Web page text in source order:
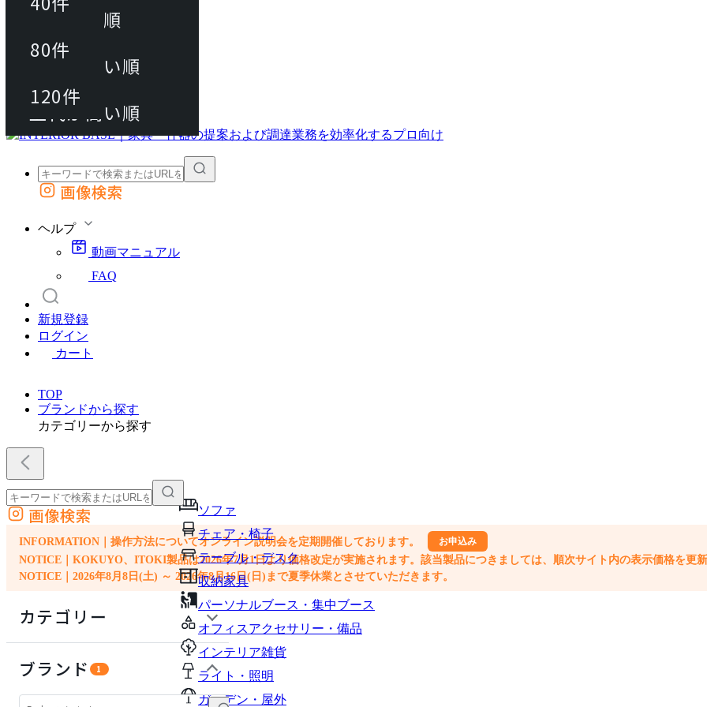
動画マニュアル
FAQ
カート
外部サイトの商品をカートに追加
画像検索
ヘルプ
動画マニュアル
FAQ
新規登録
ログイン
カート
TOP
ブランドから探す
カテゴリーから探す
ソファ
チェア・椅子
テーブル・デスク
収納家具
パーソナルブース・集中ブース
オフィスアクセサリー・備品
インテリア雑貨
ライト・照明
ガーデン・屋外
外部サイトの商品をカートに追加
他のサイトで見つけた商品ページのURLを貼り付けて、カートに追加できます
画像検索
INFORMATION｜操作方法についてオンライン説明会を定期開催しております。 お申込み
NOTICE｜KOKUYO、ITOKI製品は2026年7月1日より価格改定が実施されます。該当製品につきましては、順次サイト内の表示価格を更新
NOTICE｜2026年8月8日(土) ～ 2026年8月16日(日)まで夏季休業とさせていただきます。
カテゴリー
ブランド 1
80件
120件
おすすめ順
上代が安い順
上代が高い順
80件
120件